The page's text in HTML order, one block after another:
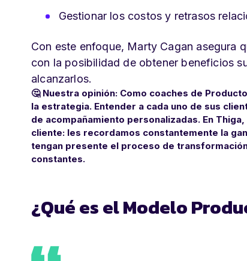
Gestionar los costos y retrasos
Con este enfoque, Marty Cagan asegura
con la posibilidad de obtener beneficios
alcanzarlos.
🤔 Nuestra opinión: Como coaches de
la estrategia. Entender a cada uno de sus
de acompañamiento personalizadas. En
cliente: les recordamos constantemente la
tengan presente el proceso de
constantes.
¿Qué es el Modelo